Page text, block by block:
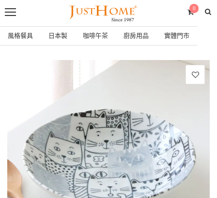
0
風格餐具 日本製 咖啡午茶 廚房用品 實體門市